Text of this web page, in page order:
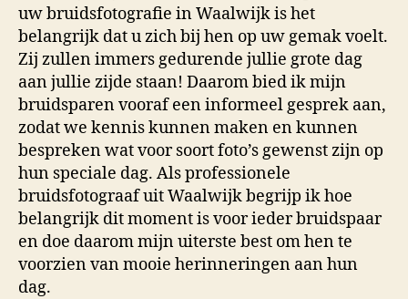
uw bruidsfotografie in Waalwijk is het
belangrijk dat u zich bij hen op uw gemak voelt.
Zij zullen immers gedurende jullie grote dag
aan jullie zijde staan! Daarom bied ik mijn
bruidsparen vooraf een informeel gesprek aan,
zodat we kennis kunnen maken en kunnen
bespreken wat voor soort foto’s gewenst zijn op
hun speciale dag. Als professionele
bruidsfotograaf uit Waalwijk begrijp ik hoe
belangrijk dit moment is voor ieder bruidspaar
en doe daarom mijn uiterste best om hen te
voorzien van mooie herinneringen aan hun
dag.